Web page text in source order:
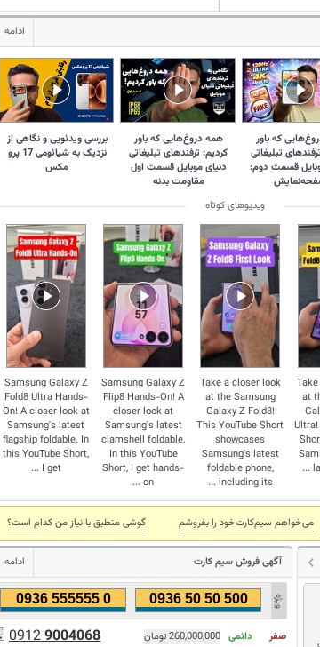
ادامه
که باور
تبلیغاتی
قسمت دوم:
همه دروغ‌هایی که باور
کردیم؛ ترفندهای تبلیغاتی
دنیای موبایل قسمت اول
مقاومت بدنه
بررسی ویدئویی و نگاهی از
نزدیک به شیائومی 17 پرو
مکس
ویدیوهای کوتاه
at
Take a closer look
at the Samsung
Galaxy Z Fold8!
This YouTube Short
showcases
Samsung's latest
foldable phone,
including its ...
Samsung Galaxy Z
Flip8 Hands-On! A
closer look at
Samsung's latest
clamshell foldable.
In this YouTube
Short, I get hands-
on ...
Samsung Galaxy Z
Fold8 Ultra Hands-
On! A closer look at
Samsung's latest
flagship foldable. In
this YouTube Short,
I get ...
می‌خواهم سیم‌کارت‌خود را بفروشم گوشی منطبق با نياز من كدام است؟
آگهی فروش سیم کارت ادامه
0936 555555 0 0936 50 50 500
صفر دائمی 260,000,000 تومان 09129004068